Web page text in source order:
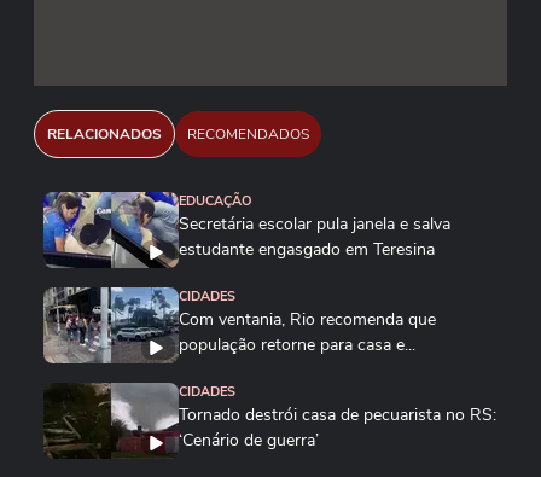
RELACIONADOS RECOMENDADOS
EDUCAÇÃO
Secretária escolar pula janela e salva
estudante engasgado em Teresina
CIDADES
Com ventania, Rio recomenda que
população retorne para casa e...
CIDADES
Tornado destrói casa de pecuarista no RS:
‘Cenário de guerra’